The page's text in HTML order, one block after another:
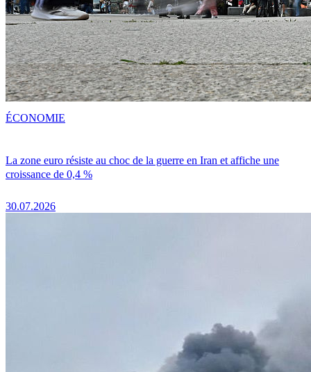
La zone euro résiste au choc de la guerre en Iran et affiche une
croissance de 0,4 %
30.07.2026
ÉCONOMIE